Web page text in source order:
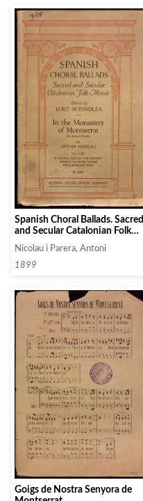
Spanish Choral Ballads. Sacred
and Secular Catalonian Folk
Montserrat (La Mort del
Escolá)
Nicolau i Parera, Antoni
1899
Goigs de Nostra Senyora de